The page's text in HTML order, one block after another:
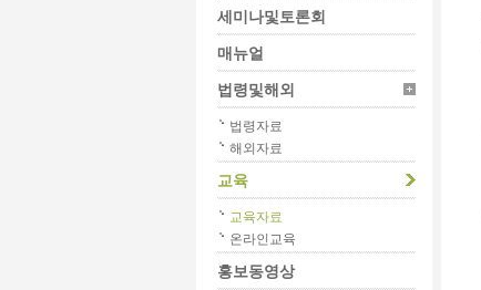
세미나및토론회
매뉴얼
법령및해외
법령자료
해외자료
교육
교육자료
온라인교육
홍보동영상